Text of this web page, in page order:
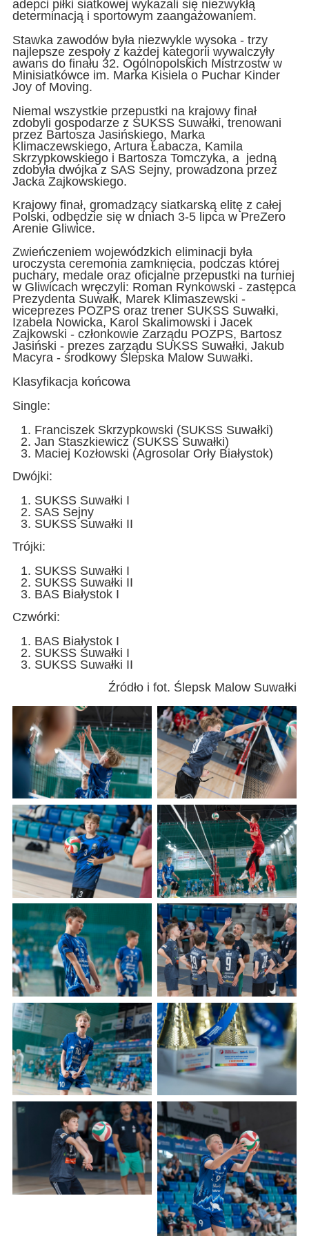
adepci piłki siatkowej wykazali się niezwykłą
determinacją i sportowym zaangażowaniem.
Stawka zawodów była niezwykle wysoka - trzy
najlepsze zespoły z każdej kategorii wywalczyły
awans do finału 32. Ogólnopolskich Mistrzostw w
Minisiatkówce im. Marka Kisiela o Puchar Kinder
Joy of Moving.
Niemal wszystkie przepustki na krajowy finał
zdobyli gospodarze z SUKSS Suwałki, trenowani
przez Bartosza Jasińskiego, Marka
Klimaczewskiego, Artura Łabacza, Kamila
Skrzypkowskiego i Bartosza Tomczyka, a jedną
zdobyła dwójka z SAS Sejny, prowadzona przez
Jacka Zajkowskiego.
Krajowy finał, gromadzący siatkarską elitę z całej
Polski, odbędzie się w dniach 3-5 lipca w PreZero
Arenie Gliwice.
Zwieńczeniem wojewódzkich eliminacji była
uroczysta ceremonia zamknięcia, podczas której
puchary, medale oraz oficjalne przepustki na turniej
w Gliwicach wręczyli: Roman Rynkowski - zastępca
Prezydenta Suwałk, Marek Klimaszewski -
wiceprezes POZPS oraz trener SUKSS Suwałki,
Izabela Nowicka, Karol Skalimowski i Jacek
Zajkowski - członkowie Zarządu POZPS, Bartosz
Jasiński - prezes zarządu SUKSS Suwałki, Jakub
Macyra - środkowy Ślepska Malow Suwałki.
Klasyfikacja końcowa
Single:
Franciszek Skrzypkowski (SUKSS Suwałki)
Jan Staszkiewicz (SUKSS Suwałki)
Maciej Kozłowski (Agrosolar Orły Białystok)
Dwójki:
SUKSS Suwałki I
SAS Sejny
SUKSS Suwałki II
Trójki:
SUKSS Suwałki I
SUKSS Suwałki II
BAS Białystok I
Czwórki:
BAS Białystok I
SUKSS Suwałki I
SUKSS Suwałki II
Źródło i fot. Ślepsk Malow Suwałki